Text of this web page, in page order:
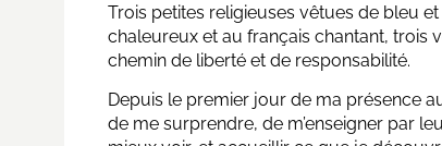
Trois petites religieuses vêtues de bleu
chaleureux et au français chantant, trois
chemin de liberté et de responsabilité.
Depuis le premier jour de ma présence
de me surprendre, de m’enseigner par